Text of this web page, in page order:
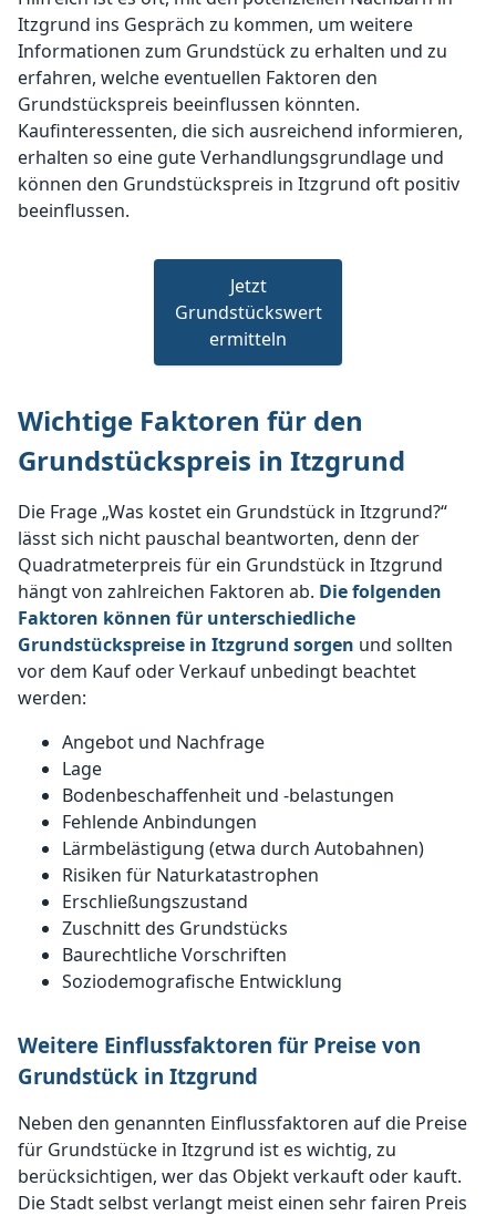
Itzgrund ins Gespräch zu kommen, um weitere
Informationen zum Grundstück zu erhalten und zu
erfahren, welche eventuellen Faktoren den
Grundstückspreis beeinflussen könnten.
Kaufinteressenten, die sich ausreichend informieren,
erhalten so eine gute Verhandlungsgrundlage und
können den Grundstückspreis in Itzgrund oft positiv
beeinflussen.
Jetzt
Grundstückswert
ermitteln
Wichtige Faktoren für den
Grundstückspreis in Itzgrund
Die Frage „Was kostet ein Grundstück in Itzgrund?“
lässt sich nicht pauschal beantworten, denn der
Quadratmeterpreis für ein Grundstück in Itzgrund
hängt von zahlreichen Faktoren ab. Die folgenden
Faktoren können für unterschiedliche
Grundstückspreise in Itzgrund sorgen und sollten
vor dem Kauf oder Verkauf unbedingt beachtet
werden:
Angebot und Nachfrage
Lage
Bodenbeschaffenheit und -belastungen
Fehlende Anbindungen
Lärmbelästigung (etwa durch Autobahnen)
Risiken für Naturkatastrophen
Erschließungszustand
Zuschnitt des Grundstücks
Baurechtliche Vorschriften
Soziodemografische Entwicklung
Weitere Einflussfaktoren für Preise von
Grundstück in Itzgrund
Neben den genannten Einflussfaktoren auf die Preise
für Grundstücke in Itzgrund ist es wichtig, zu
berücksichtigen, wer das Objekt verkauft oder kauft.
Die Stadt selbst verlangt meist einen sehr fairen Preis